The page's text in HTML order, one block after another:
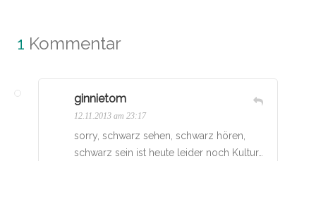
1 Kommentar
ginnietom
12.11.2013 am 23:17
sorry, schwarz sehen, schwarz hören,
schwarz sein ist heute leider noch Kultur…